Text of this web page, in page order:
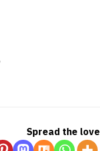
Spread the love